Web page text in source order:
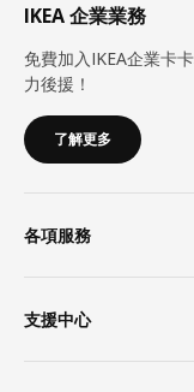
IKEA 企業業務
免費加入IKEA企業卡
力後援！
了解更多
各項服務
支援中心